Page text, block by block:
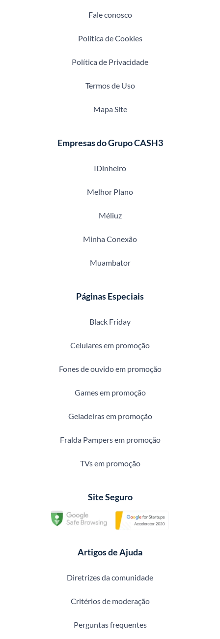
Fale conosco
Política de Cookies
Política de Privacidade
Termos de Uso
Mapa Site
Empresas do Grupo CASH3
IDinheiro
Melhor Plano
Méliuz
Minha Conexão
Muambator
Páginas Especiais
Black Friday
Celulares em promoção
Fones de ouvido em promoção
Games em promoção
Geladeiras em promoção
Fralda Pampers em promoção
TVs em promoção
Site Seguro
Artigos de Ajuda
Diretrizes da comunidade
Critérios de moderação
Perguntas frequentes